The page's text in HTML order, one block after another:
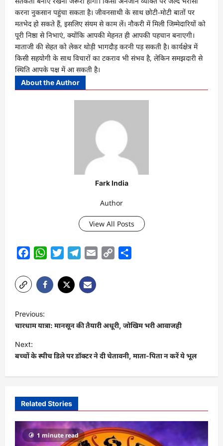
करना नुकसान पहुंचा सकता है। जीवनसाथी के साथ छोटी-मोटी बातों पर
मतभेद हो सकते हैं, इसलिए संयम से काम लें। नौकरी में मिली जिम्मेदारियों को
पूरी निष्ठा से निभाएं, क्योंकि आपकी मेहनत ही आपकी पहचान बनाएगी।
माताजी की सेहत को लेकर थोड़ी भागदौड़ करनी पड़ सकती है। कार्यक्षेत्र में
किसी सहयोगी के साथ विचारों का टकराव भी संभव है, लेकिन समझदारी से
स्थिति आपके पक्ष में आ सकती है।
About the Author
Fark India
Author
View All Posts
FacebookWhatsAppTwitterTelegram
Email
Copy
P
o
s
t
v
g
Previous:
चारधाम यात्रा: मानसून की तैयारी अधूरी, जोखिम भरी आवाजही
Next:
बच्चों के स्पीच डिले पर डॉक्टर ने दी चेतावनी, माता-पिता न करें ये भूल
Related Stories
1 minute read